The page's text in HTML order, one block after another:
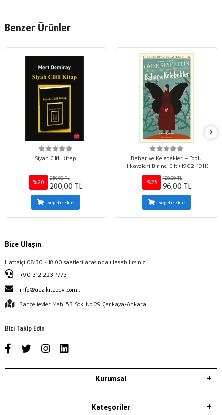
Benzer Ürünler
Siyah Ciltli Kitap
%20
250,00 TL
200,00 TL
Sepete Ekle
Bahar ve Kelebekler – Toplu
Hikayeleri Birinci Cilt (1902-1911)
%25
128,00 TL
96,00 TL
Sepete Ekle
Bize Ulaşın
Haftaiçi 08:30 - 18:00 saatleri arasında ulaşabilirsiniz.
+90 312 223 7773
info@gazikitabevi.com.tr
Bahçelievler Mah. 53. Sok. No:29 Çankaya-Ankara
Bizi Takip Edin
Kurumsal
Kategoriler